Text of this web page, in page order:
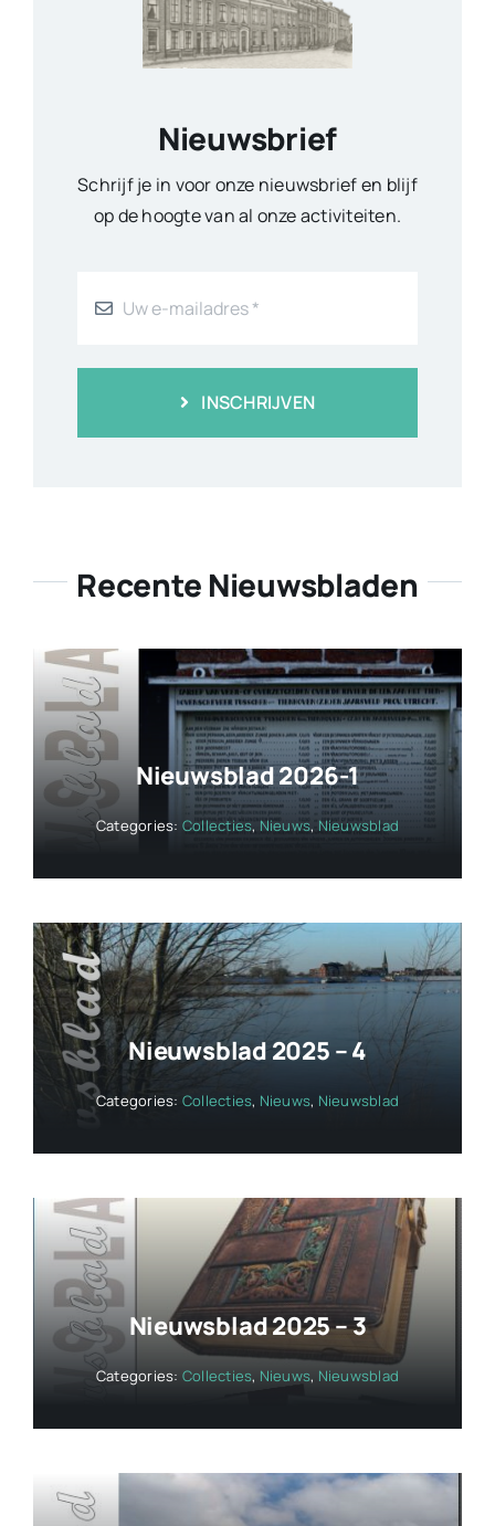
Nieuwsbrief
Schrijf je in voor onze nieuwsbrief en blijf
op de hoogte van al onze activiteiten.
INSCHRIJVEN
Recente Nieuwsbladen
Nieuwsblad 2026-1
Categories: Collecties, Nieuws, Nieuwsblad
Nieuwsblad 2025 – 4
Categories: Collecties, Nieuws, Nieuwsblad
Nieuwsblad 2025 – 3
Categories: Collecties, Nieuws, Nieuwsblad